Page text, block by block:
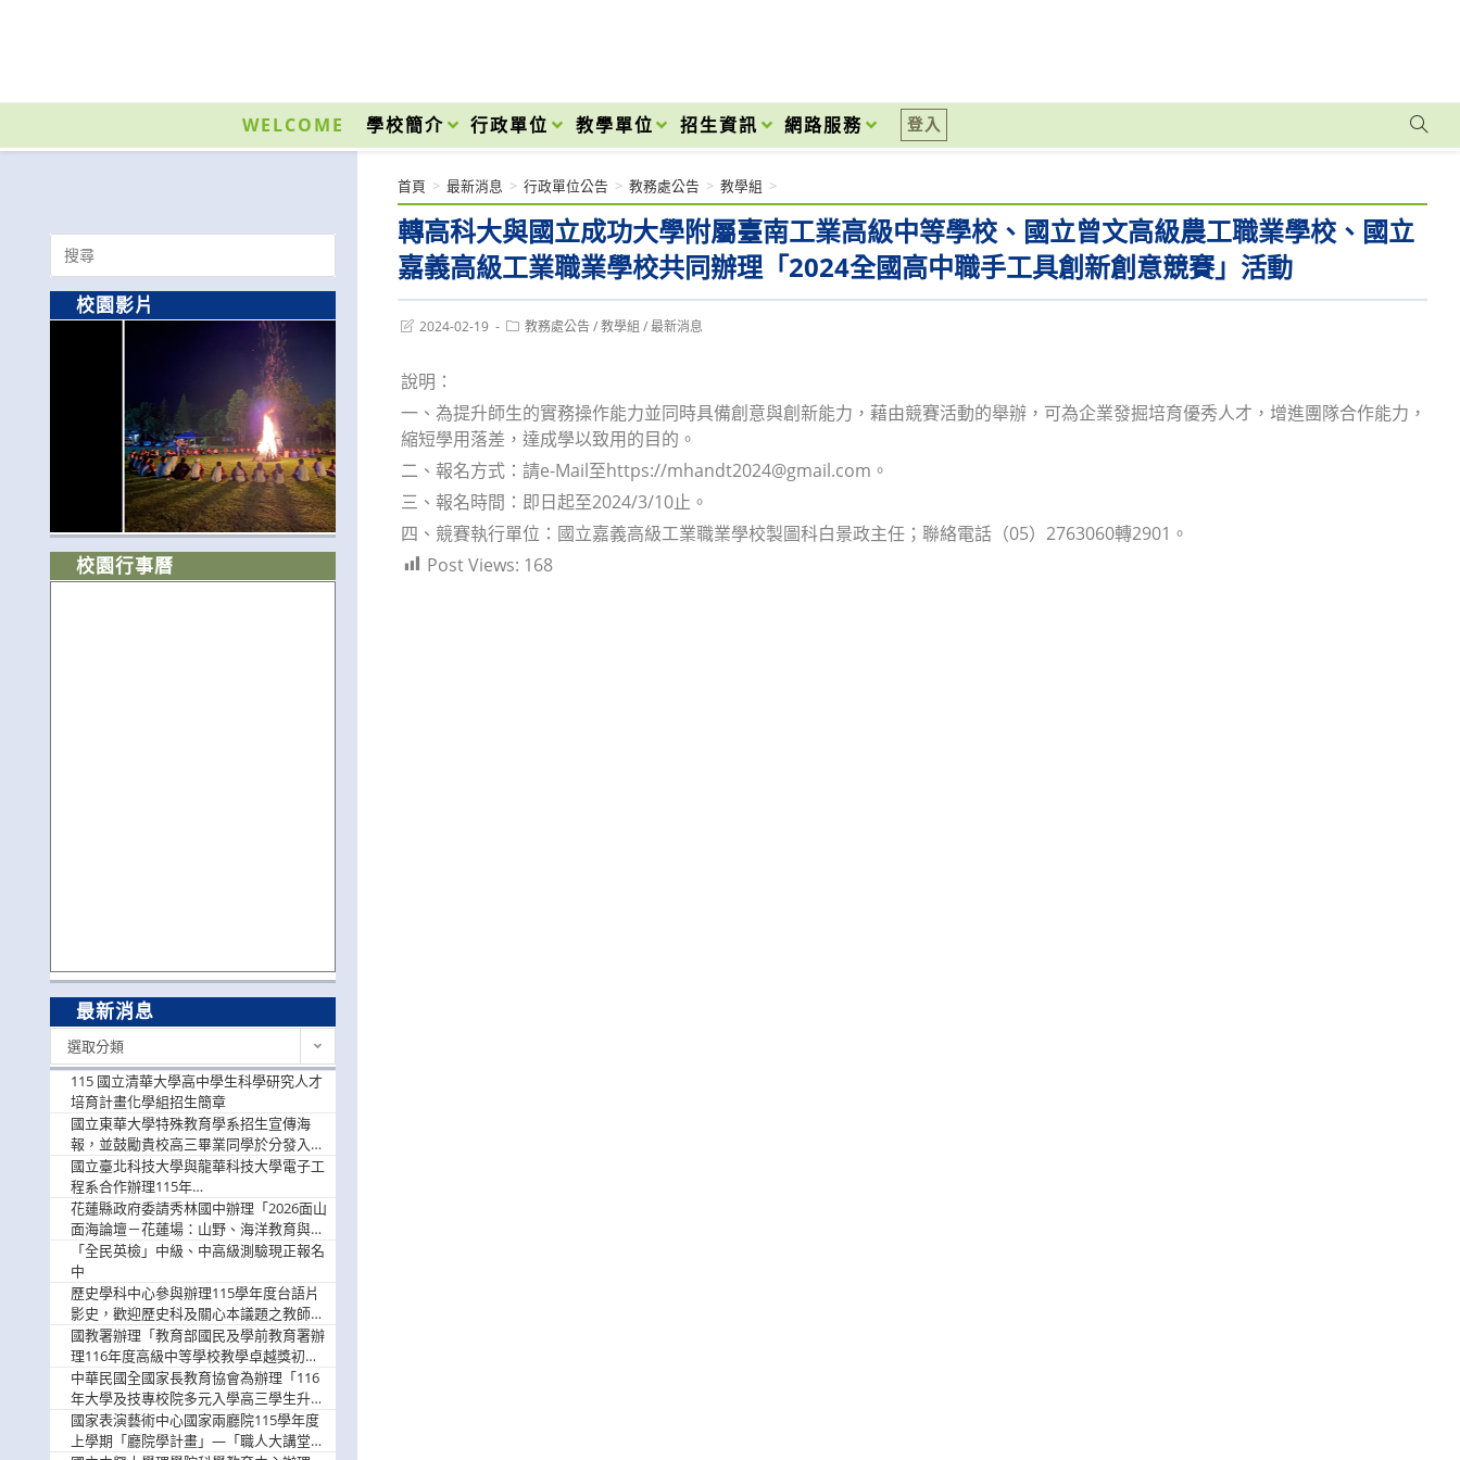
內
WELCOME 學校簡介 行政單位 教學單位 招生資訊 網路服務 登入
轉高科大與國立成功大學附屬臺南工業高級中等學校、國立曾文高級農工職業學校、國立
嘉義高級工業職業學校共同辦理「2024全國高中職手工具創新創意競賽」活動
首頁 > 最新消息 > 行政單位公告 > 教務處公告 > 教學組 >
Post2024-02-19
Post教務處公告 / 教學組 / 最新消息
說明：
一、為提升師生的實務操作能力並同時具備創意與創新能力，藉由競賽活動的舉辦，可為企業發掘培育優秀人才，增進團隊合作能力，
縮短學用落差，達成學以致用的目的。
二、報名方式：請e-Mail至https://mhandt2024@gmail.com。
三、報名時間：即日起至2024/3/10止。
四、競賽執行單位：國立嘉義高級工業職業學校製圖科白景政主任；聯絡電話（05）2763060轉2901。
Post Views: 168
Search
for:
校園影片
校園行事曆
最新消息
選取分類
115 國立清華大學高中學生科學研究人才
培育計畫化學組招生簡章
國立東華大學特殊教育學系招生宣傳海
報，並鼓勵貴校高三畢業同學於分發入學
階段踴躍選填。
國立臺北科技大學與龍華科技大學電子工
程系合作辦理115年
「115.08.10~08.12「AI賦能應用於智慧半
導體研習營」，歡迎學生踴躍報名參加
花蓮縣政府委請秀林國中辦理「2026面山
面海論壇－花蓮場：山野、海洋教育與戶
外安全實務課程」，歡迎踴躍報名參加
「全民英檢」中級、中高級測驗現正報名
中
歷史學科中心參與辦理115學年度台語片
影史，歡迎歷史科及關心本議題之教師踴
躍報名參加
國教署辦理「教育部國民及學前教育署辦
理116年度高級中等學校教學卓越獎初選
實施計畫」，鼓勵教師踴躍報名
中華民國全國家長教育協會為辦理「116
年大學及技專校院多元入學高三學生升學
輔導家長說明會」
國家表演藝術中心國家兩廳院115學年度
上學期「廳院學計畫」—「職人大講堂」